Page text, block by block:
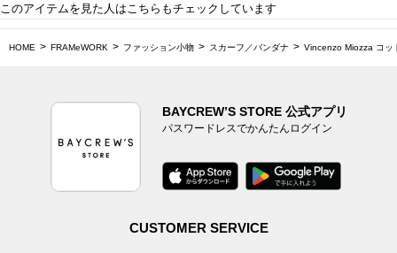
このアイテムを見た人はこちらもチェックしています
HOME FRAMeWORK ファッション小物 スカーフ／バンダナ Vincenzo Miozza コッ
BAYCREW’S STORE 公式アプリ
パスワードレスでかんたんログイン
CUSTOMER SERVICE